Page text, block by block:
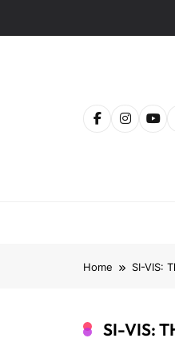
Home SI-VIS:
SI-VIS: